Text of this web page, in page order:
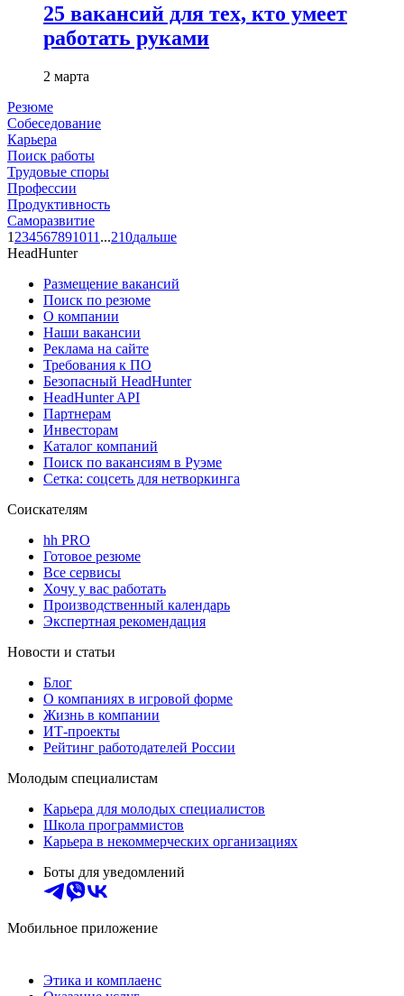
25 вакансий для тех, кто умеет
работать руками
2 марта
Резюме
Собеседование
Карьера
Поиск работы
Трудовые споры
Профессии
Продуктивность
Саморазвитие
1 234567891011 ...210дальше
HeadHunter
Размещение вакансий
Поиск по резюме
О компании
Наши вакансии
Реклама на сайте
Требования к ПО
Безопасный HeadHunter
HeadHunter API
Партнерам
Инвесторам
Каталог компаний
Поиск по вакансиям в Руэме
Сетка: соцсеть для нетворкинга
Соискателям
hh PRO
Готовое резюме
Все сервисы
Хочу у вас работать
Производственный календарь
Экспертная рекомендация
Новости и статьи
Блог
О компаниях в игровой форме
Жизнь в компании
ИТ-проекты
Рейтинг работодателей России
Молодым специалистам
Карьера для молодых специалистов
Школа программистов
Карьера в некоммерческих организациях
Боты для уведомлений
Мобильное приложение
Этика и комплаенс